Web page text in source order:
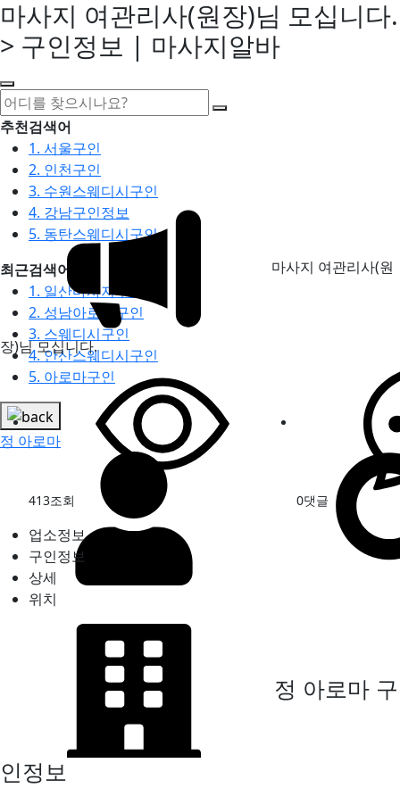
마사지 여관리사(원장)님 모십니다.
> 구인정보 | 마사지알바
추천검색어
1. 서울구인
2. 인천구인
3. 수원스웨디시구인
4. 강남구인정보
5. 동탄스웨디시구인
최근검색어
1. 일산마사지구인
2. 성남아로마구인
3. 스웨디시구인
4. 안산스웨디시구인
5. 아로마구인
정 아로마
마사지 여관리사(원
장)님 모십니다.
413조회 0댓글
업소정보
구인정보
상세
위치
정 아로마 구
인정보